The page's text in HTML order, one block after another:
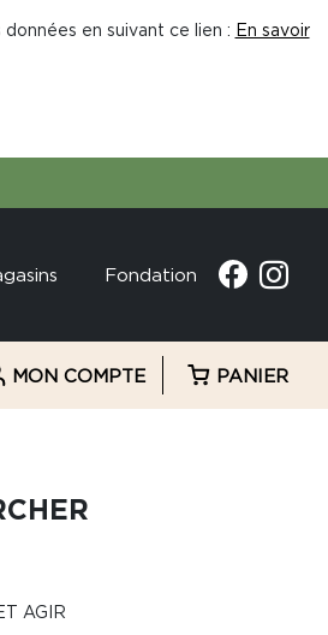
en suivant ce lien : En savoir
Fondation
MON COMPTE PANIER
AGIR